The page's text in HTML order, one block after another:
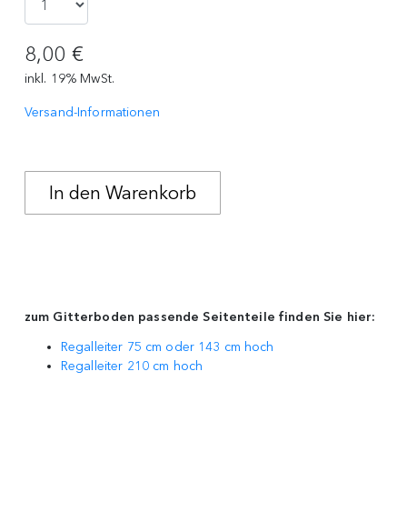
8,00 €
inkl. 19% MwSt.
Versand-Informationen
zum Gitterboden passende Seitenteilefinden Sie hier:
Regalleiter 75 cm oder 143 cm hoch
Regalleiter 210 cm hoch